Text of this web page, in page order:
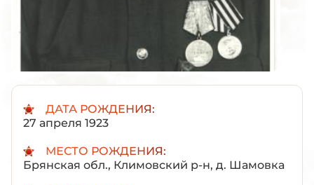
ДАТА РОЖДЕНИЯ:
27 апреля 1923
МЕСТО РОЖДЕНИЯ:
Брянская обл., Климовский р-н, д. Шамовка